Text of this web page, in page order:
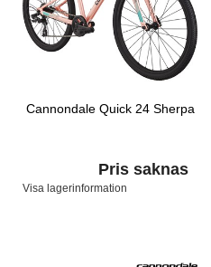
Cannondale Quick 24 Sherpa
Pris saknas
Visa lagerinformation